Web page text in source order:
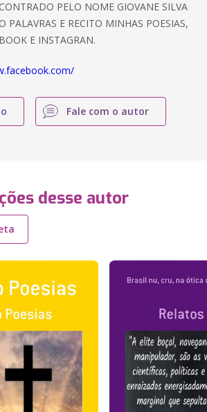
PELO NOME GIOVANE SILVA
PALAVRAS E RECITO MINHAS POESIAS,
E INSTAGRAN.
Fale com o autor
desse autor